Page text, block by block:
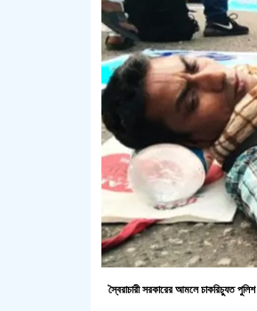
স্বৈরাচারী সরকারের আমলে চাকরিচ্যুত